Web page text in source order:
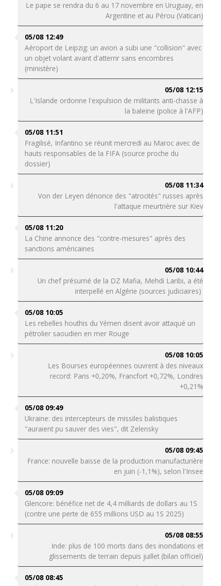
Le pape se rendra du 6 au 17 novembre en Uruguay, en
Argentine et au Pérou (Vatican)
05/08 12:49
Aéroport de Leipzig: un avion a subi une "collision" avec
un objet volant avant d'atterrir sans encombres
(ministère)
05/08 12:15
L'Islande ordonne l'expulsion de militants anti-chasse à
la baleine (police à l'AFP)
05/08 11:51
Fragilisé, Infantino se réunit mercredi au Maroc avec de
hauts responsables de la FIFA (source proche du
dossier)
05/08 11:34
Von der Leyen dénonce des "atrocités" russes après
l'attaque meurtrière sur Kiev
05/08 11:20
La Chine annonce des "contre-mesures" après des
sanctions américaines
05/08 10:44
Un chef présumé de la DZ Mafia, Mehdi Laribi, a été
interpellé en Algérie (sources judiciaires)
05/08 10:05
Les rebelles houthis du Yémen disent avoir attaqué un
pétrolier saoudien en mer Rouge
05/08 10:05
Les Bourses européennes ouvrent à des niveaux
record: Paris +0,20%, Francfort +0,72%, Londres
+0,21%
05/08 09:49
Ukraine: des intercepteurs de missiles balistiques
"auraient pu sauver des vies", dit Zelensky
05/08 09:45
France: nouvelle baisse de la production manufacturière
en juin (-1,1%), selon l'Insee
05/08 09:09
Glencore: bénéfice net de 4,4 milliards de dollars au 1S
(contre une perte de 655 millions USD au 1S 2025)
05/08 08:55
Inde: plus de 100 morts dans des inondations et
glissements de terrain depuis juillet (bilan officiel)
05/08 08:45